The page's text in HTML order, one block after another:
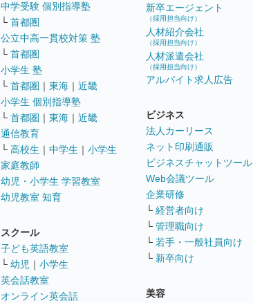
中学受験 個別指導塾
└ 首都圏
公立中高一貫校対策 塾
└ 首都圏
小学生 塾
└ 首都圏 ｜ 東海 ｜ 近畿
小学生 個別指導塾
└ 首都圏 ｜ 東海 ｜ 近畿
通信教育
└ 高校生 ｜ 中学生 ｜ 小学生
家庭教師
幼児・小学生 学習教室
幼児教室 知育
スクール
子ども英語教室
└ 幼児 ｜ 小学生
英会話教室
オンライン英会話
新卒エージェント
（採用担当向け）
人材紹介会社
（採用担当向け）
人材派遣会社
（採用担当向け）
アルバイト求人広告
ビジネス
法人カーリース
ネット印刷通販
ビジネスチャットツール
Web会議ツール
企業研修
└ 経営者向け
└ 管理職向け
└ 若手・一般社員向け
└ 新卒向け
美容